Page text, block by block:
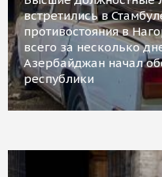
встретились в
противостояния в
всего за несколько
Азербайджан начал
республики